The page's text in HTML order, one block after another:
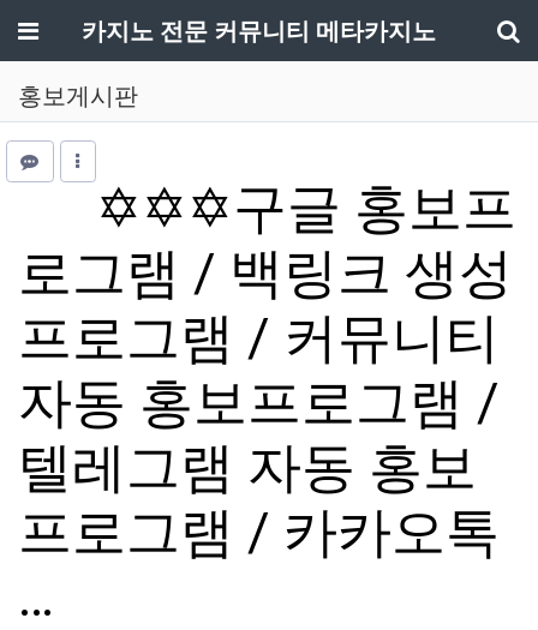
메뉴카지노 전문 커뮤니티 메타카지노
홍보게시판
✡️✡️✡️구글 홍보프
로그램 / 백링크 생성
프로그램 / 커뮤니티
자동 홍보프로그램 /
텔레그램 자동 홍보
프로그램 / 카카오톡
…